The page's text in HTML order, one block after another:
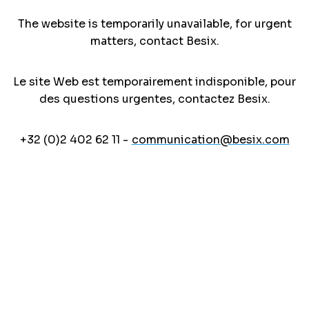
The website is temporarily unavailable, for urgent
matters, contact Besix.
Le site Web est temporairement indisponible, pour
des questions urgentes, contactez Besix.
+32 (0)2 402 62 11 - communication@besix.com